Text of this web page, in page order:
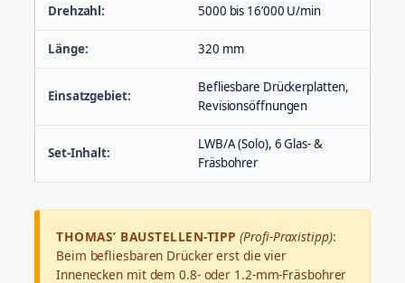
Drehzahl: 5000 bis 16’000 U/min
Länge: 320 mm
Einsatzgebiet:
Befliesbare Drückerplatten,
Revisionsöffnungen
Set-Inhalt:
LWB/A (Solo), 6 Glas- &
Fräsbohrer
THOMAS’ BAUSTELLEN-TIPP (Profi-Praxistipp):
Beim befliesbaren Drücker erst die vier
Innenecken mit dem 0.8- oder 1.2-mm-Fräsbohrer